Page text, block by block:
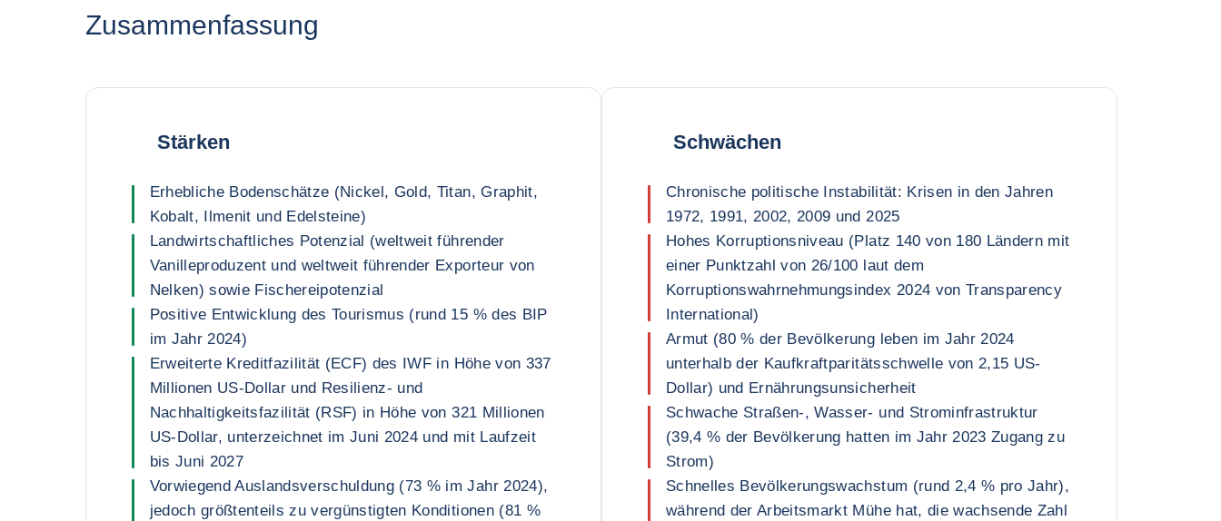
Zusammenfassung
Stärken
Erhebliche Bodenschätze (Nickel, Gold, Titan, Graphit,
Kobalt, Ilmenit und Edelsteine)
Landwirtschaftliches Potenzial (weltweit führender
Vanilleproduzent und weltweit führender Exporteur von
Nelken) sowie Fischereipotenzial
Positive Entwicklung des Tourismus (rund 15 % des BIP
im Jahr 2024)
Erweiterte Kreditfazilität (ECF) des IWF in Höhe von 337
Millionen US-Dollar und Resilienz- und
Nachhaltigkeitsfazilität (RSF) in Höhe von 321 Millionen
US-Dollar, unterzeichnet im Juni 2024 und mit Laufzeit
bis Juni 2027
Vorwiegend Auslandsverschuldung (73 % im Jahr 2024),
jedoch größtenteils zu vergünstigten Konditionen (81 %
Schwächen
Chronische politische Instabilität: Krisen in den Jahren
1972, 1991, 2002, 2009 und 2025
Hohes Korruptionsniveau (Platz 140 von 180 Ländern mit
einer Punktzahl von 26/100 laut dem
Korruptionswahrnehmungsindex 2024 von Transparency
International)
Armut (80 % der Bevölkerung leben im Jahr 2024
unterhalb der Kaufkraftparitätsschwelle von 2,15 US-
Dollar) und Ernährungsunsicherheit
Schwache Straßen-, Wasser- und Strominfrastruktur
(39,4 % der Bevölkerung hatten im Jahr 2023 Zugang zu
Strom)
Schnelles Bevölkerungswachstum (rund 2,4 % pro Jahr),
während der Arbeitsmarkt Mühe hat, die wachsende Zahl